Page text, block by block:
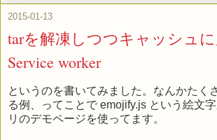
2015-01-13
tarを解凍しつつキャッシュ
Service worker
というのを書いてみました。なんかたく
る例、ってことで emojify.js という絵文
リのデモページを使ってます。